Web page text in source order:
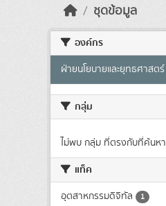
ชุดข้อมูล
องค์กร
ฝ่ายนโยบายและยุทธศาสตร์
กลุ่ม
ไม่พบ กลุ่ม ที่ตรงกับที่ค้นหา
แท็ค
อุตสาหกรรมดิจิทัล 1